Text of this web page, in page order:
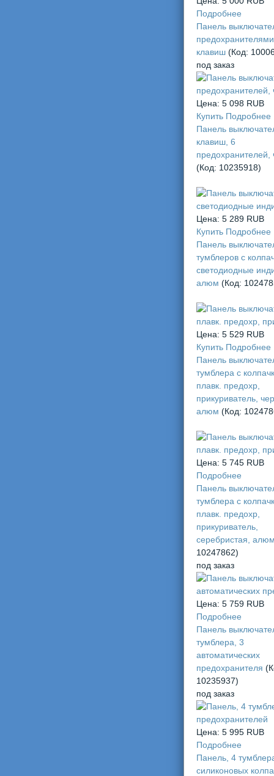
Подробнее
Панель
клавиш (Код:
под заказ
Цена: 5 098 RUB
Купить Подробнее
Панель
клавиш, 6
предохранителей,
(Код: 10235918)
Цена: 5 289 RUB
Купить Подробнее
Панель
тумблеров с
светодиодные
алюм (Код:
Цена: 5 529 RUB
Купить Подробнее
Панель
тумблера с
плавк. предохр,
прикуриватель,
алюм (Код:
Цена: 5 745 RUB
Подробнее
Панель
тумблера с
плавк. предохр,
прикуриватель,
серебристая,
10247862)
под заказ
Цена: 5 759 RUB
Подробнее
Панель
тумблера, 3
автоматических
предохранителя
10235937)
под заказ
Цена: 5 995 RUB
Подробнее
Панель, 4
силиконовых